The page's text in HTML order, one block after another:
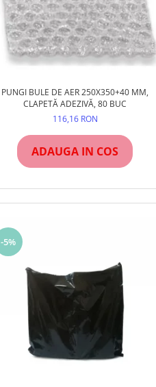
PUNGI BULE DE AER 250X350+40 MM,
CLAPETĂ ADEZIVĂ, 80 BUC
116,16 RON
ADAUGA IN COS
-5%